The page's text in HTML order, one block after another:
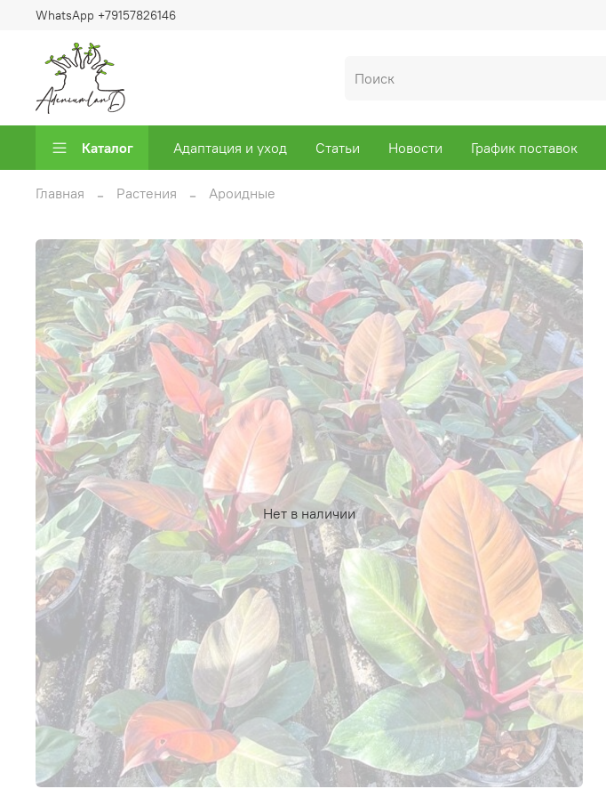
WhatsApp +79157826146
Каталог Адаптация и уход Статьи Новости График поставок
Главная Растения Ароидные
Нет в наличии